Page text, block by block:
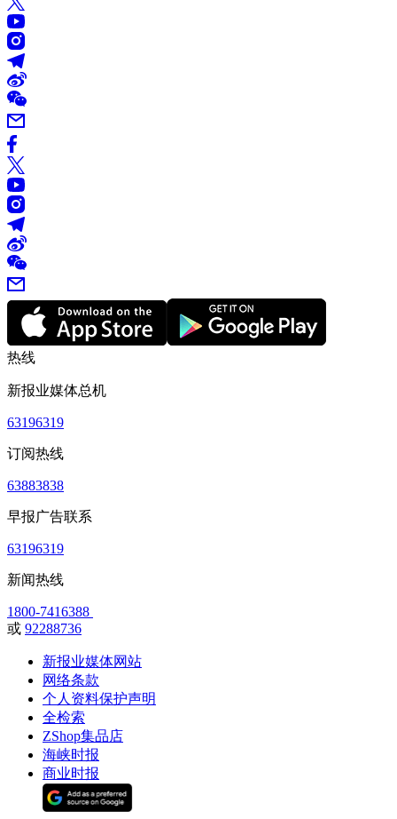
热线
新报业媒体总机
63196319
订阅热线
63883838
早报广告联系
63196319
新闻热线
1800-7416388
或 92288736
新报业媒体网站
网络条款
个人资料保护声明
全检索
ZShop集品店
海峡时报
商业时报